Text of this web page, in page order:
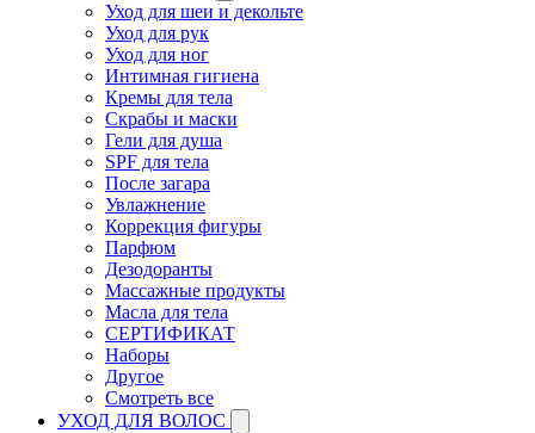
Уход для шеи и декольте
Уход для рук
Уход для ног
Интимная гигиена
Кремы для тела
Скрабы и маски
Гели для душа
SPF для тела
После загара
Увлажнение
Коррекция фигуры
Парфюм
Дезодоранты
Массажные продукты
Масла для тела
СЕРТИФИКАТ
Наборы
Другое
Смотреть все
УХОД ДЛЯ ВОЛОС